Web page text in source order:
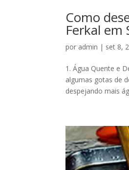
Como
Ferkal em
por admin | set 8,
1. Água Quente e
algumas gotas de
despejando mais